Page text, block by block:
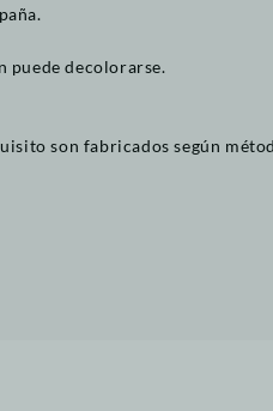
puede decolorarse.
son fabricados según